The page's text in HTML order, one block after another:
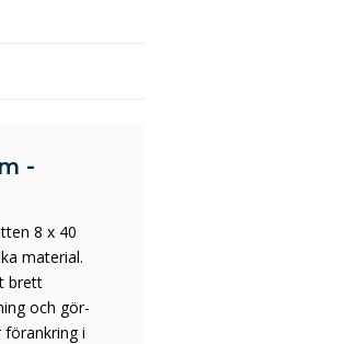
-
8 x 40
material.
brett
och gör-
förankring i